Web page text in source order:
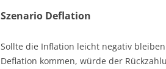
Szenario Deflation
Sollte die Inflation leicht negativ
Deflation kommen, würde der